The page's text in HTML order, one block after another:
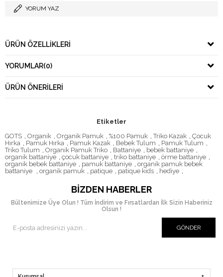
YORUM YAZ
ÜRÜN ÖZELLIKLERI
YORUMLAR(0)
ÜRÜN ÖNERILERI
Etiketler
GOTS , Organik , Organik Pamuk , %100 Pamuk , Triko Kazak , Çocuk
Hırka , Pamuk Hırka , Pamuk Kazak , Bebek Tulum , Pamuk Tulum ,
Triko Tulum , Organik Pamuk Triko , Battaniye , bebek battaniye ,
organik battaniye , çocuk battaniye , triko battaniye , örme battaniye ,
organik bebek battaniye , pamuk battaniye , organik pamuk bebek
battaniye , organik pamuk , patique , patique kids , hediye ,
BIZDEN HABERLER
Bültenimize Üye Olun ! Tüm İndirim ve Fırsatlardan İlk Sizin Haberiniz
Olsun !
GÖNDER